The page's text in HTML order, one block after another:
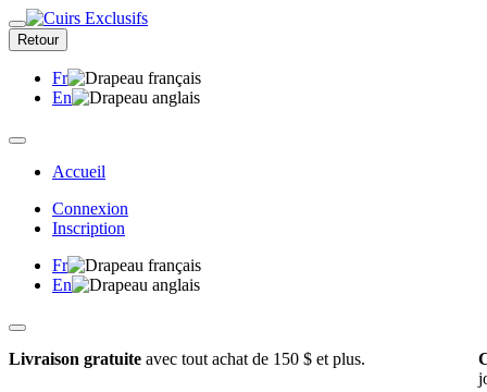
Retour
Fr
En
Accueil
Connexion
Inscription
Fr
En
Livraison gratuite avec tout achat de 150 $ et plus.